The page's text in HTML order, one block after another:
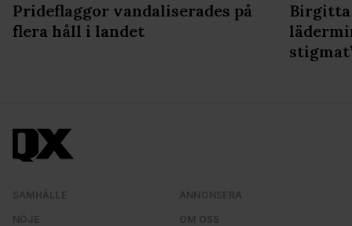
Prideflaggor vandaliserades på
flera håll i landet
Birgitta
SAMHÄLLE
NÖJE
ANNONSERA
OM OSS